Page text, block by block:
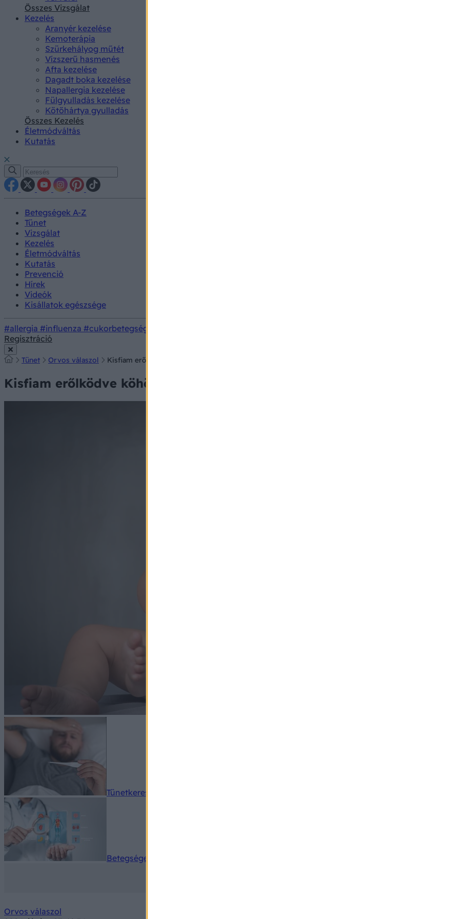
Összes Vizsgálat
Kezelés
Aranyér kezelése
Kemoterápia
Szürkehályog műtét
Vízszerű hasmenés
Afta kezelése
Dagadt boka kezelése
Napallergia kezelése
Fülgyulladás kezelése
Kötőhártya gyulladás
Összes Kezelés
Életmódváltás
Kutatás
Betegségek A-Z
Tünet
Vizsgálat
Kezelés
Életmódváltás
Kutatás
Prevenció
Hírek
Videók
Kisállatok egészsége
#allergia #influenza #cukorbetegség
Regisztráció
Tünet Orvos válaszol Kisfiam erőlködve köhög, lehet, hogy a szamárköhögést kapta el? Az orvos válaszol
Kisfiam erőlködve köhög, lehet, hogy a szamárköhögést kapta el? Az
Tünetkereső
Betegségek A-Z
Orvos válaszol